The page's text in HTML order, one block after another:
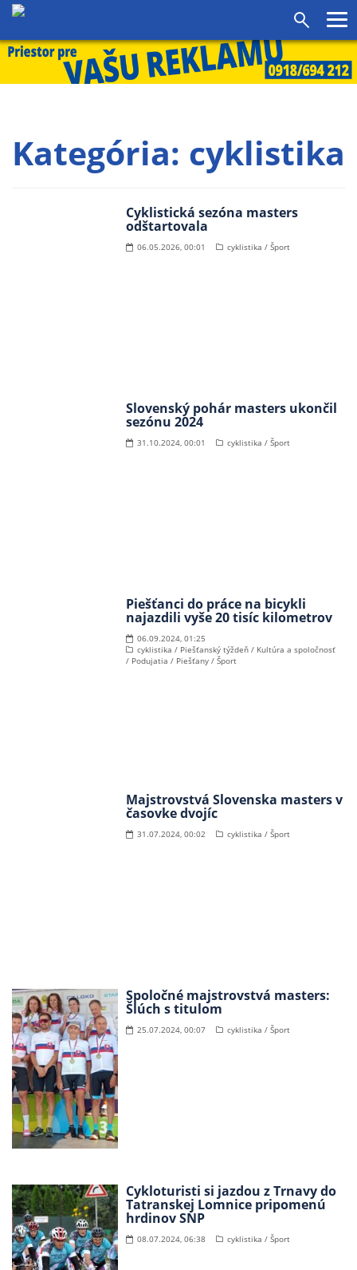
Kategória: cyklistika
Cyklistická sezóna masters
odštartovala
06.05.2026, 00:01 cyklistika / Šport
Slovenský pohár masters ukončil
sezónu 2024
31.10.2024, 00:01 cyklistika / Šport
Piešťanci do práce na bicykli
najazdili vyše 20 tisíc kilometrov
06.09.2024, 01:25
cyklistika / Piešťanský týždeň / Kultúra a spoločnosť
/ Podujatia / Piešťany / Šport
Majstrovstvá Slovenska masters v
časovke dvojíc
31.07.2024, 00:02 cyklistika / Šport
Spoločné majstrovstvá masters:
Šlúch s titulom
25.07.2024, 00:07 cyklistika / Šport
Cykloturisti si jazdou z Trnavy do
Tatranskej Lomnice pripomenú
hrdinov SNP
08.07.2024, 06:38 cyklistika / Šport